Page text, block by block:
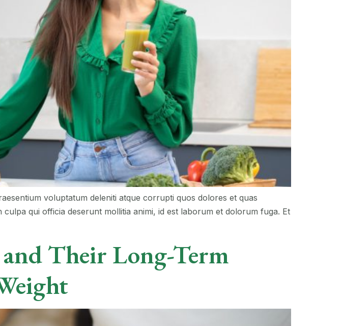
voluptatum deleniti atque corrupti quos dolores et quas
qui officia deserunt mollitia animi, id est laborum et dolorum fuga. Et
Their Long-Term